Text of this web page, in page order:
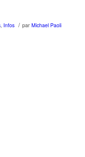
, Infos / par Michael Paoli